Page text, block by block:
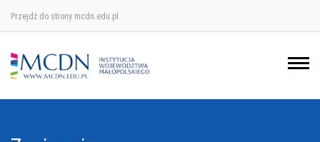
Przejdź do strony mcdn.edu.pl
Ośrodek w Krakowie
Ośrodek w Nowym Sączu